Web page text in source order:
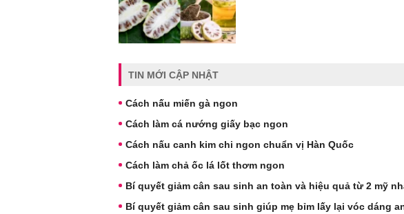
TIN MỚI CẬP NHẬT
Cách nấu miến gà ngon
Cách làm cá nướng giấy bạc ngon
Cách nấu canh kim chi ngon chuẩn vị Hàn Quốc
Cách làm chả ốc lá lốt thơm ngon
Bí quyết giảm cân sau sinh an toàn và hiệu quả từ 2 mỹ
Bí quyết giảm cân sau sinh giúp mẹ bỉm lấy lại vóc dáng